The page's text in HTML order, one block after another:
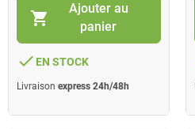
shopping_cart
Ajouter au
panier
done EN STOCK
Livraison express 24h/48h